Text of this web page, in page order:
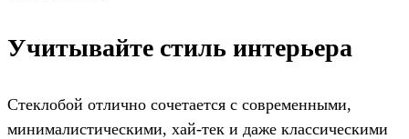
Учитывайте стиль интерьера
Стеклобой отлично сочетается с современными,
минималистическими, хай-тек и даже классическими